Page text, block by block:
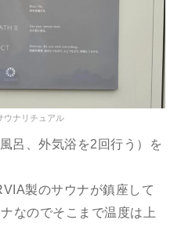
ウナリチュアル
呂、外気浴を2回行う）を
製のサウナが鎮座して
なのでそこまで温度は上